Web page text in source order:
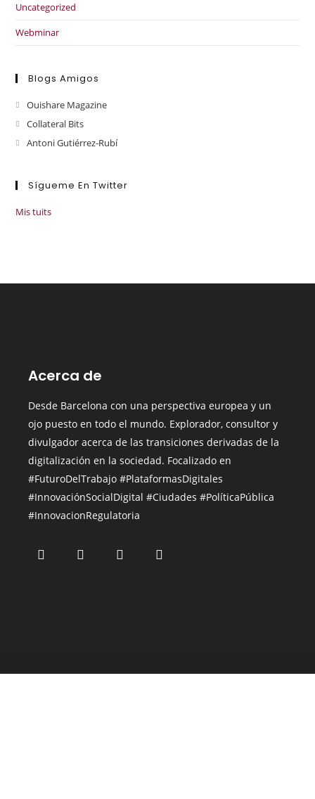
Uncategorized
Webminar
Blogs Amigos
Ouishare Magazine
Collateral Bits
Antoni Gutiérrez-Rubí
Sígueme En Twitter
Mis tuits
Acerca de
Desde Barcelona con una perspectiva europea y un
ojo puesto en todo el mundo. Explorador, consultor y
divulgador acerca de las transiciones derivadas de la
digitalización en la sociedad. Focalizado en
#FuturoDelTrabajo #PlataformasDigitales
#InnovaciónSocialDigital #Ciudades #PolíticaPública
#InnovacionRegulatoria